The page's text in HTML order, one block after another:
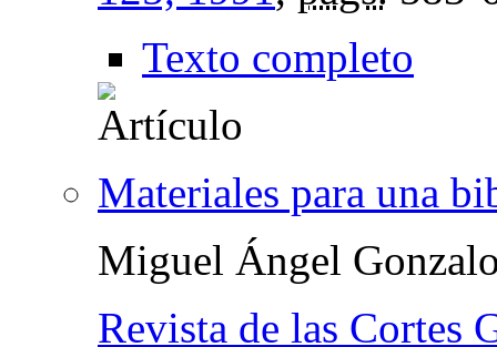
Texto completo
Materiales para una
Miguel Ángel
Revista de las Cortes